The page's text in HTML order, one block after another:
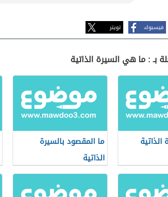
فيسبوك تويتر
بـ : ما هي السيرة الذاتية
ما المقصود بالسيرة
الذاتية